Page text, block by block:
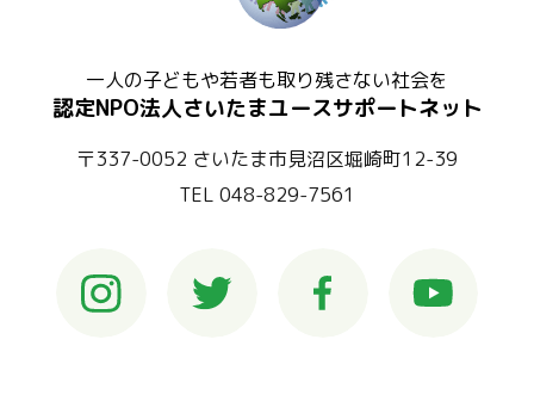
一人の子どもや若者も取り残さない社会を
認定NPO法人さいたまユースサポートネット
〒337-0052 さいたま市見沼区堀崎町12-39
TEL 048-829-7561